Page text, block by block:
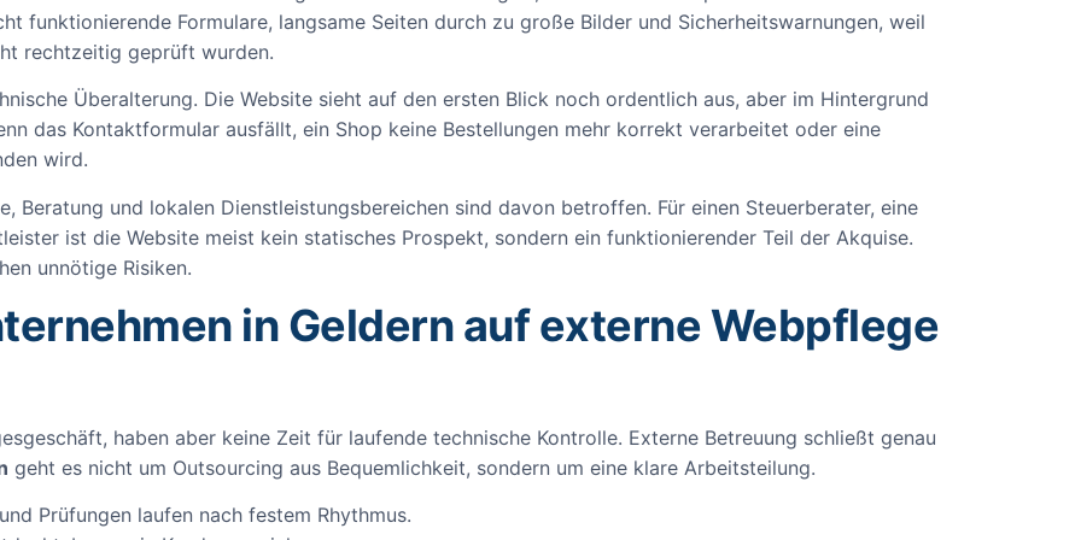
funktionierende Formulare, langsame Seiten durch zu große Bilder und Sicherheitswarnungen, weil
rechtzeitig geprüft wurden.
Überalterung. Die Website sieht auf den ersten Blick noch ordentlich aus, aber im Hintergrund
das Kontaktformular ausfällt, ein Shop keine Bestellungen mehr korrekt verarbeitet oder eine
wird.
Beratung und lokalen Dienstleistungsbereichen sind davon betroffen. Für einen Steuerberater, eine
ist die Website meist kein statisches Prospekt, sondern ein funktionierender Teil der Akquise.
unnötige Risiken.
in Geldern auf externe Webpflege
haben aber keine Zeit für laufende technische Kontrolle. Externe Betreuung schließt genau
geht es nicht um Outsourcing aus Bequemlichkeit, sondern um eine klare Arbeitsteilung.
Prüfungen laufen nach festem Rhythmus.